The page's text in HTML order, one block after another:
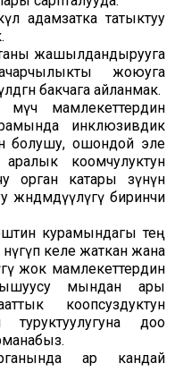
адамзатка татыктуу
жашылдандырууга
жоюуга
бакчага айланмак.
мамлекеттердин
инклюзивдик
болушу, ошондой эле
коомчулуктун
орган катары өзүнүн
жөндөмдүүлүгү биринчи
курамындагы тең
өнүгүп келе жаткан жана
жок мамлекеттердин
мындан ары
коопсуздуктун
туруктуулугуна доо
ар кандай